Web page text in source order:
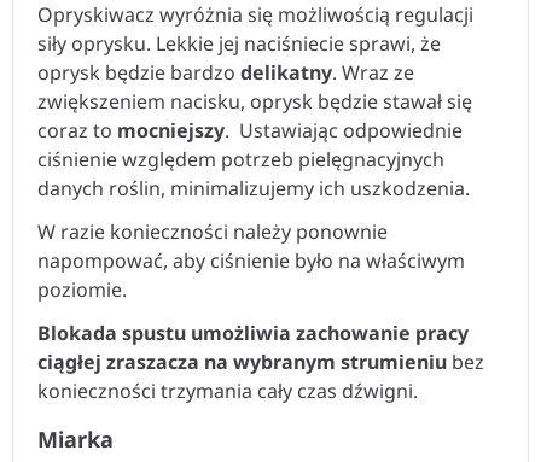
Opryskiwacz wyróżnia się możliwością regulacji
siły oprysku. Lekkie jej naciśniecie sprawi, że
oprysk będzie bardzo delikatny. Wraz ze
zwiększeniem nacisku, oprysk będzie stawał się
coraz to mocniejszy. Ustawiając odpowiednie
ciśnienie względem potrzeb pielęgnacyjnych
danych roślin, minimalizujemy ich uszkodzenia.
W razie konieczności należy ponownie
napompować, aby ciśnienie było na właściwym
poziomie.
Blokada spustu umożliwia zachowanie pracy
ciągłej zraszacza na wybranym strumieniu bez
konieczności trzymania cały czas dźwigni.
Miarka